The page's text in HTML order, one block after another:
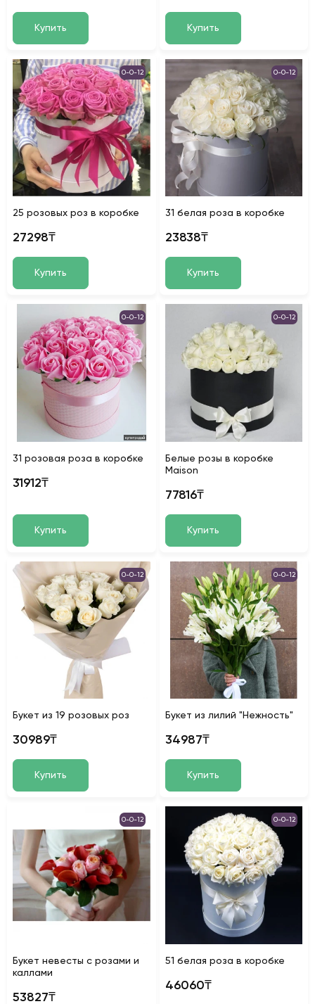
Купить Купить
0-0-12
25 розовых роз в коробке
27298₸
Купить
0-0-12
31 белая роза в коробке
23838₸
Купить
0-0-12
31 розовая роза в коробке
31912₸
Купить
0-0-12
Белые розы в коробке
Maison
77816₸
Купить
0-0-12
Букет из 19 розовых роз
30989₸
Купить
0-0-12
Букет из лилий "Нежность"
34987₸
Купить
0-0-12
Букет невесты с розами и
каллами
53827₸
0-0-12
51 белая роза в коробке
46060₸